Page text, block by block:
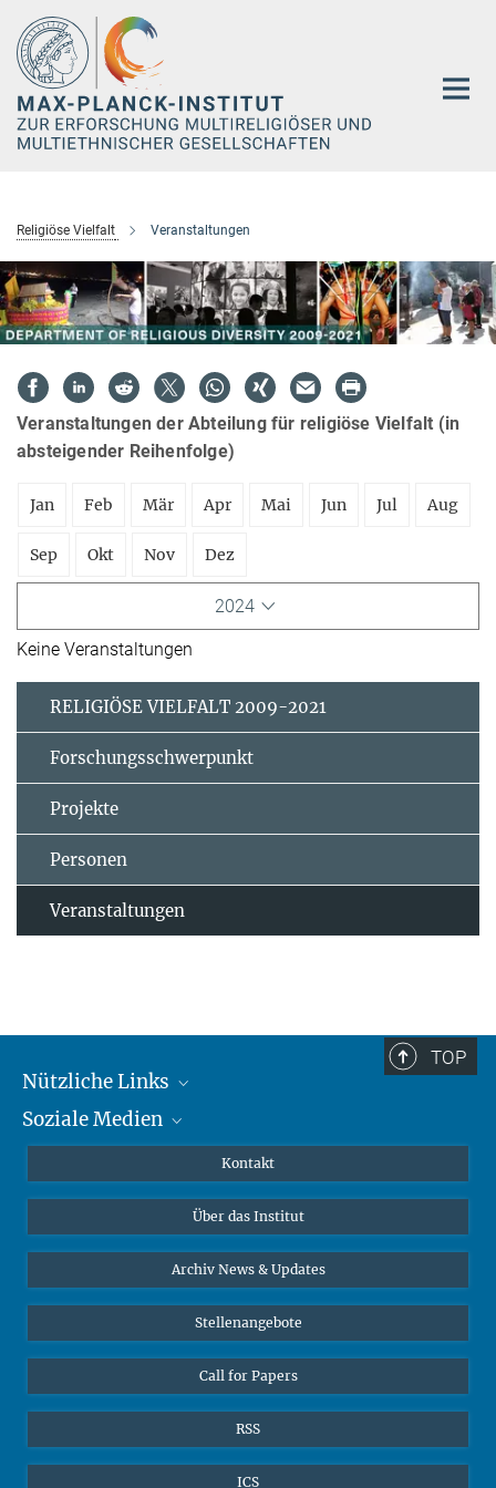
Hauptinhalt
Religiöse Vielfalt Veranstaltungen
Veranstaltungen der Abteilung für religiöse Vielfalt (in
absteigender Reihenfolge)
Jan Feb Mär Apr Mai Jun Jul Aug
Sep Okt Nov Dez
2024
Keine Veranstaltungen
RELIGIÖSE VIELFALT 2009-2021
Forschungsschwerpunkt
Projekte
Personen
Veranstaltungen
TOP
Nützliche Links
MMG Alumni Corner
Online-Vorträge
Interviews zum Thema "Diversity"
Soziale Medien
Bluesky
Kontakt
Über das Institut
Archiv News & Updates
Stellenangebote
Call for Papers
RSS
ICS